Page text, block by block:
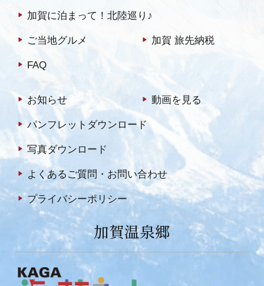
加賀に泊まって！北陸巡り♪
ご当地グルメ 加賀 旅先納税
FAQ
お知らせ 動画を見る
パンフレットダウンロード
写真ダウンロード
よくあるご質問・お問い合わせ
プライバシーポリシー
加賀温泉郷